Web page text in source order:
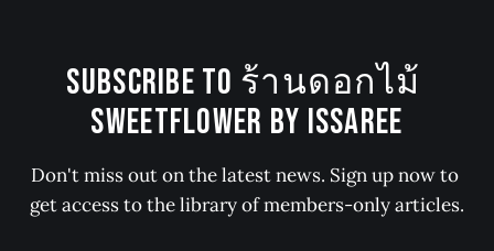
SUBSCRIBE TO ร้านดอกไม้
SWEETFLOWER BY ISSAREE
Don't miss out on the latest news. Sign up now to
get access to the library of members-only articles.